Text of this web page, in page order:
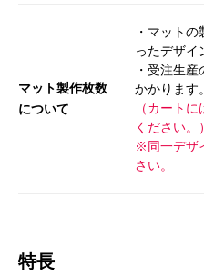
マット製作枚数
について
・マット
ったデザイ
・受注生
かかります。
（カート
ください。）
※同一デザ
さい。
特長